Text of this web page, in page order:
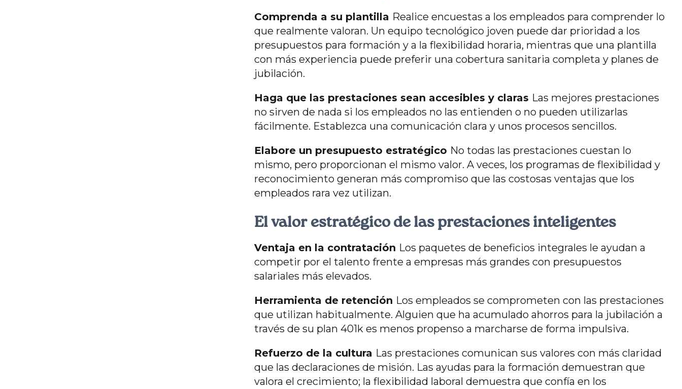
Comprenda a su plantilla Realice encuestas a los empleados para comprender lo
que realmente valoran. Un equipo tecnológico joven puede dar prioridad a los
presupuestos para formación y a la flexibilidad horaria, mientras que una plantilla
con más experiencia puede preferir una cobertura sanitaria completa y planes de
jubilación.
Haga que las prestaciones sean accesibles y claras Las mejores prestaciones
no sirven de nada si los empleados no las entienden o no pueden utilizarlas
fácilmente. Establezca una comunicación clara y unos procesos sencillos.
Elabore un presupuesto estratégico No todas las prestaciones cuestan lo
mismo, pero proporcionan el mismo valor. A veces, los programas de flexibilidad y
reconocimiento generan más compromiso que las costosas ventajas que los
empleados rara vez utilizan.
El valor estratégico de las prestaciones inteligentes
Ventaja en la contratación Los paquetes de beneficios integrales le ayudan a
competir por el talento frente a empresas más grandes con presupuestos
salariales más elevados.
Herramienta de retención Los empleados se comprometen con las prestaciones
que utilizan habitualmente. Alguien que ha acumulado ahorros para la jubilación a
través de su plan 401k es menos propenso a marcharse de forma impulsiva.
Refuerzo de la cultura Las prestaciones comunican sus valores con más claridad
que las declaraciones de misión. Las ayudas para la formación demuestran que
valora el crecimiento; la flexibilidad laboral demuestra que confía en los